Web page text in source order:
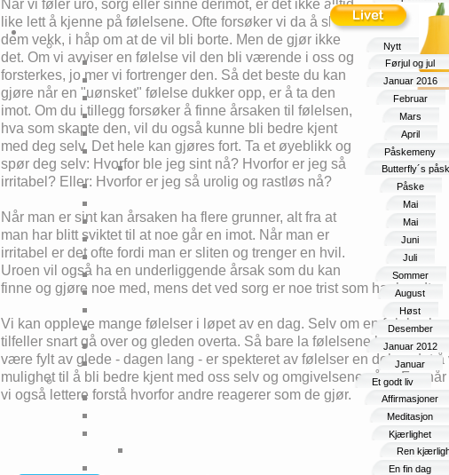
Nytt
Førjul og jul
Januar 2016
Februar
Mars
April
Påskemeny
Butterfly´s
Påske
Mai
Mai
Juni
Juli
Sommer
August
Høst
Desember
Januar 2012
Januar
Et godt liv
Affirmasjoner
Meditasjon
Kjærlighet
Ren
En fin dag
Når vi føler uro, sorg eller sinne derimot, er det ikke alltid
like lett å kjenne på følelsene. Ofte forsøker vi da å skyve
dem vekk, i håp om at de vil bli borte. Men de gjør ikke
det. Om vi avviser en følelse vil den bli værende i oss og
forsterkes, jo mer vi fortrenger den. Så det beste du kan
gjøre når en "uønsket" følelse dukker opp, er å ta den
imot. Om du i tillegg forsøker å finne årsaken til følelsen,
hva som skapte den, vil du også kunne bli bedre kjent
med deg selv. Det hele kan gjøres fort. Ta et øyeblikk og
spør deg selv: Hvorfor ble jeg sint nå? Hvorfor er jeg så
irritabel? Eller: Hvorfor er jeg så urolig og rastløs nå?
Når man er sint kan årsaken ha flere grunner, alt fra at
man har blitt sviktet til at noe går en imot. Når man er
irritabel er det ofte fordi man er sliten og trenger en hvil.
Uroen vil også ha en underliggende årsak som du kan
finne og gjøre noe med, mens det ved sorg er noe trist som har hendt.
Vi kan oppleve mange følelser i løpet av en dag. Selv om en følelse
tilfeller snart gå over og gleden overta. Så bare la følelsene komme og
være fylt av glede - dagen lang - er spekteret av følelser en del av det
mulighet til å bli bedre kjent med oss selv og omgivelsene våre. For
vi også lettere forstå hvorfor andre reagerer som de gjør.